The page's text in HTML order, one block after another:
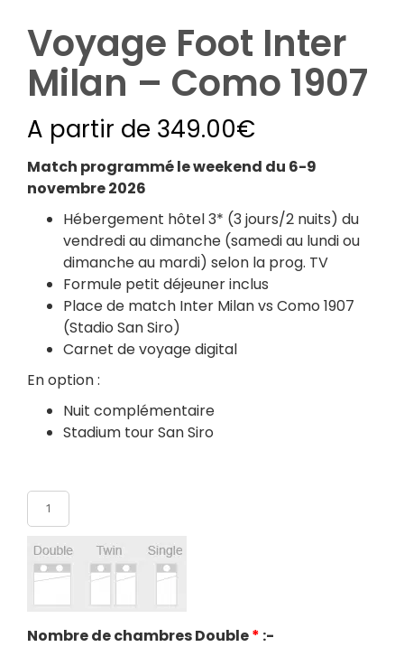
Voyage Foot Inter
Milan – Como 1907
A partir de 349.00€
Match programmé le weekend du 6-9
novembre 2026
Hébergement hôtel 3* (3 jours/2 nuits) du
vendredi au dimanche (samedi au lundi ou
dimanche au mardi) selon la prog. TV
Formule petit déjeuner inclus
Place de match Inter Milan vs Como 1907
(Stadio San Siro)
Carnet de voyage digital
En option :
Nuit complémentaire
Stadium tour San Siro
Nombre de chambres Double* :-